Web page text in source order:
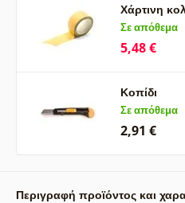
Χάρτινη
Σε απόθεμα
5,48 €
Κοπίδι
Σε απόθεμα
2,91 €
Περιγραφή προϊόντος και